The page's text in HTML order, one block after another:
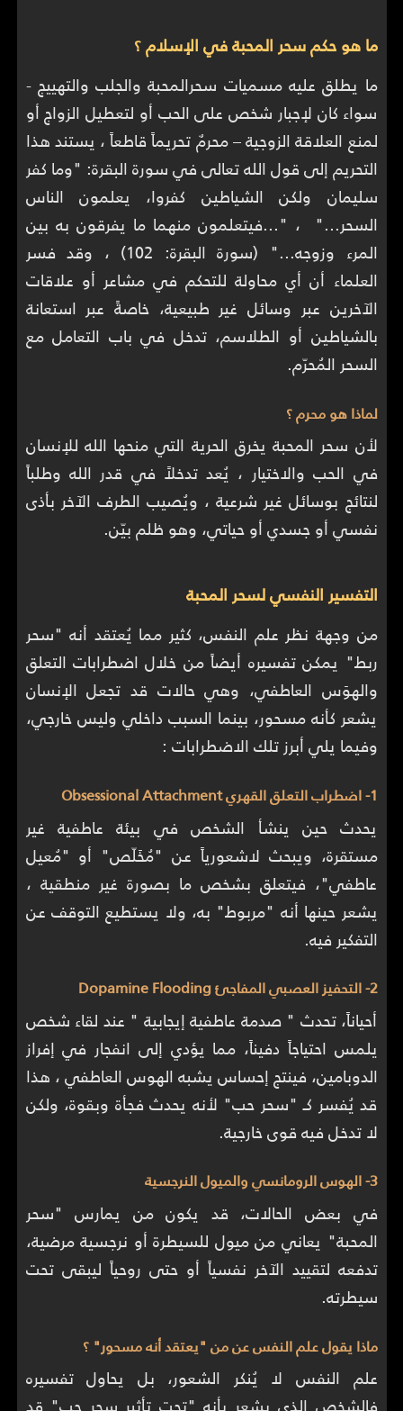
ما هو حكم سحر المحبة في الإسلام ؟
ما يطلق عليه مسميات سحرالمحبة والجلب والتهييج -
سواء كان لإجبار شخص على الحب أو لتعطيل الزواج أو
لمنع العلاقة الزوجية – محرمٌ تحريماً قاطعاً ، يستند هذا
التحريم إلى قول الله تعالى في سورة البقرة: "وما كفر
سليمان ولكن الشياطين كفروا، يعلمون الناس
السحر..." ، "...فيتعلمون منهما ما يفرقون به بين
المرء وزوجه..." (سورة البقرة: 102) ، وقد فسر
العلماء أن أي محاولة للتحكم في مشاعر أو علاقات
الآخرين عبر وسائل غير طبيعية، خاصةً عبر استعانة
بالشياطين أو الطلاسم، تدخل في باب التعامل مع
السحر المُحرّم.
لماذا هو محرم ؟
لأن سحر المحبة يخرق الحرية التي منحها الله للإنسان
في الحب والاختيار ، يُعد تدخلاً في قدر الله وطلباً
لنتائج بوسائل غير شرعية ، ويُصيب الطرف الآخر بأذى
نفسي أو جسدي أو حياتي، وهو ظلم بيّن.
التفسير النفسي لسحر المحبة
من وجهة نظر علم النفس، كثير مما يُعتقد أنه "سحر
ربط" يمكن تفسيره أيضاً من خلال اضطرابات التعلق
والهوَس العاطفي، وهي حالات قد تجعل الإنسان
يشعر كأنه مسحور، بينما السبب داخلي وليس خارجي،
وفيما يلي أبرز تلك الاضطرابات :
1- اضطراب التعلق القهري Obsessional Attachment
يحدث حين ينشأ الشخص في بيئة عاطفية غير
مستقرة، ويبحث لاشعورياً عن "مُخَلّص" أو "مُعيل
عاطفي"، فيتعلق بشخص ما بصورة غير منطقية ،
يشعر حينها أنه "مربوط" به، ولا يستطيع التوقف عن
التفكير فيه.
2- التحفيز العصبي المفاجئ Dopamine Flooding
أحياناً، تحدث " صدمة عاطفية إيجابية " عند لقاء شخص
يلمس احتياجاً دفيناً، مما يؤدي إلى انفجار في إفراز
الدوبامين، فينتج إحساس يشبه الهوس العاطفي ، هذا
قد يُفسر كـ "سحر حب" لأنه يحدث فجأة وبقوة، ولكن
لا تدخل فيه قوى خارجية.
3- الهوس الرومانسي والميول النرجسية
في بعض الحالات، قد يكون من يمارس "سحر
المحبة" يعاني من ميول للسيطرة أو نرجسية مرضية،
تدفعه لتقييد الآخر نفسياً أو حتى روحياً ليبقى تحت
سيطرته.
ماذا يقول علم النفس عن من "يعتقد أنه مسحور" ؟
علم النفس لا يُنكر الشعور، بل يحاول تفسيره